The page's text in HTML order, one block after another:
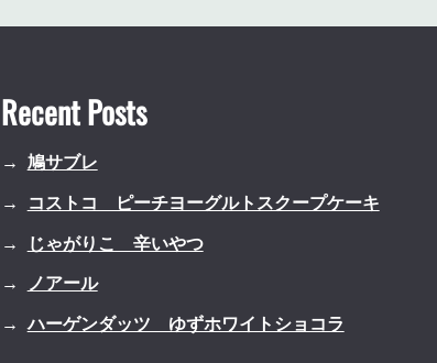
Recent Posts
鳩サブレ
コストコ ピーチヨーグルトスクープケーキ
じゃがりこ 辛いやつ
ノアール
ハーゲンダッツ ゆずホワイトショコラ